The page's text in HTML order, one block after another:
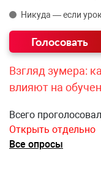
Никуда — если
Взгляд зумера:
влияют на
Всего
Открыть отдельно
Все опросы